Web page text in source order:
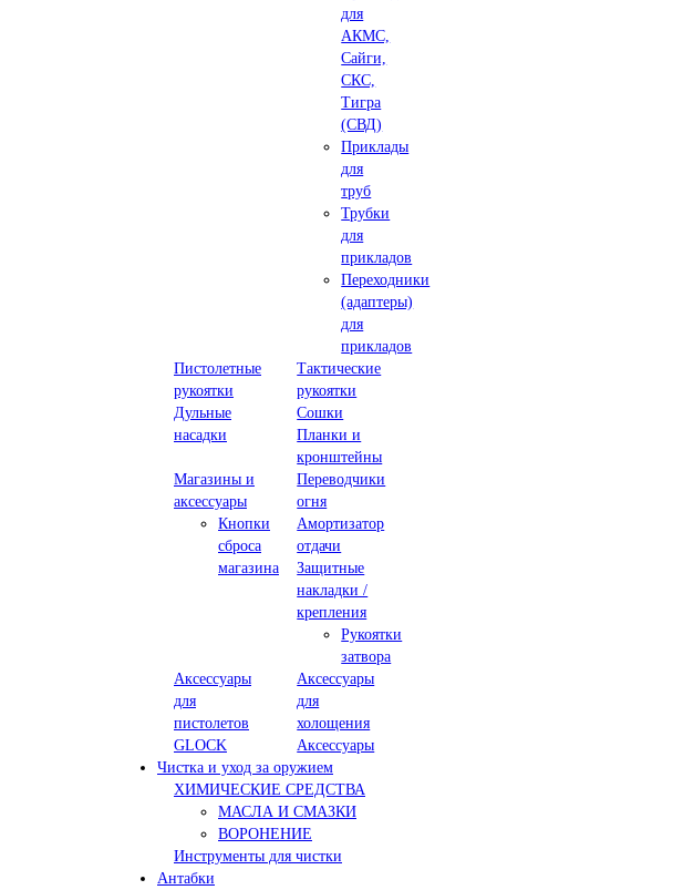
для
АКМС,
Сайги,
СКС,
Тигра
(СВД)
Приклады
для
труб
Трубки
для
прикладов
Переходники
(адаптеры)
для
прикладов
Пистолетные
рукоятки
Тактические
рукоятки
Дульные
насадки
Сошки
Планки и
кронштейны
Магазины и
аксессуары
Кнопки
сброса
магазина
Переводчики
огня
Амортизатор
отдачи
Защитные
накладки /
крепления
Рукоятки
затвора
Аксессуары
для
пистолетов
GLOCK
Аксессуары
для
холощения
Аксессуары
Чистка и уход за оружием
ХИМИЧЕСКИЕ СРЕДСТВА
МАСЛА И СМАЗКИ
ВОРОНЕНИЕ
Инструменты для чистки
Антабки